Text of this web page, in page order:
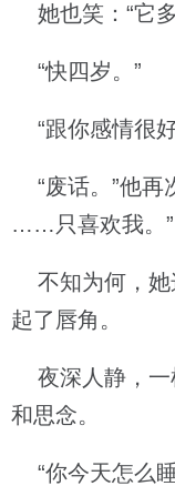
她也笑：“它
“快四岁。”
“跟你感情很
“废话。”他再
……只喜欢我。”
不知为何，她
起了唇角。
夜深人静，一
和思念。
“你今天怎么睡